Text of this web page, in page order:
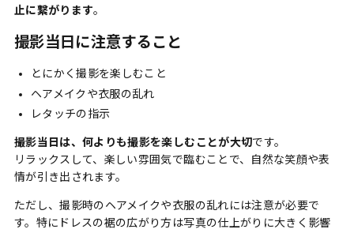
止に繋がります。
撮影当日に注意すること
とにかく撮影を楽しむこと
ヘアメイクや衣服の乱れ
レタッチの指示
撮影当日は、何よりも撮影を楽しむことが大切です。
リラックスして、楽しい雰囲気で臨むことで、自然な笑顔や表
情が引き出されます。
ただし、撮影時のヘアメイクや衣服の乱れには注意が必要で
す。特にドレスの裾の広がり方は写真の仕上がりに大きく影響